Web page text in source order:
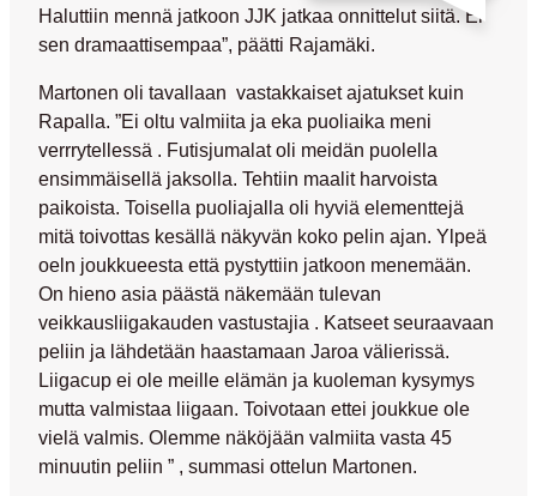
Haluttiin mennä jatkoon JJK jatkaa onnittelut siitä. Ei
sen dramaattisempaa”, päätti Rajamäki.
Martonen oli tavallaan vastakkaiset ajatukset kuin
Rapalla. ”Ei oltu valmiita ja eka puoliaika meni
verrrytellessä . Futisjumalat oli meidän puolella
ensimmäisellä jaksolla. Tehtiin maalit harvoista
paikoista. Toisella puoliajalla oli hyviä elementtejä
mitä toivottas kesällä näkyvän koko pelin ajan. Ylpeä
oeln joukkueesta että pystyttiin jatkoon menemään.
On hieno asia päästä näkemään tulevan
veikkausliigakauden vastustajia . Katseet seuraavaan
peliin ja lähdetään haastamaan Jaroa välierissä.
Liigacup ei ole meille elämän ja kuoleman kysymys
mutta valmistaa liigaan. Toivotaan ettei joukkue ole
vielä valmis. Olemme näköjään valmiita vasta 45
minuutin peliin ” , summasi ottelun Martonen.